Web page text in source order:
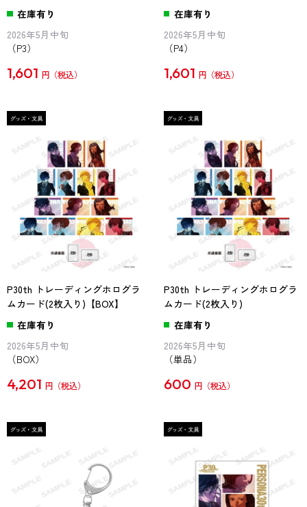
在庫有り
2026年5月中旬
（P3）
1,601 円
在庫有り
2026年5月中旬
（P4）
1,601 円
P30th トレーディングホログラ
ムカード(2枚入り)【BOX】
在庫有り
2026年5月中旬
（BOX）
4,201 円
P30th トレーディングホログラ
ムカード(2枚入り)
在庫有り
2026年5月中旬
（単品）
600 円